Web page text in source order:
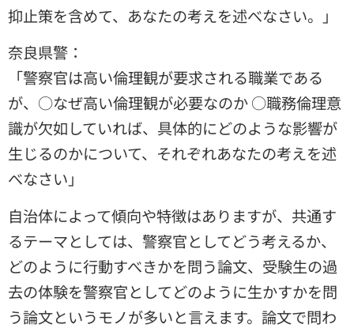
抑止策を含めて、あなたの考えを述べなさい。」
奈良県警：
「警察官は高い倫理観が要求される職業である
が、○なぜ高い倫理観が必要なのか ○職務倫理意
識が欠如していれば、具体的にどのような影響が
生じるのかについて、それぞれあなたの考えを述
べなさい」
自治体によって傾向や特徴はありますが、共通す
るテーマとしては、警察官としてどう考えるか、
どのように行動すべきかを問う論文、受験生の過
去の体験を警察官としてどのように生かすかを問
う論文というモノが多いと言えます。論文で問わ